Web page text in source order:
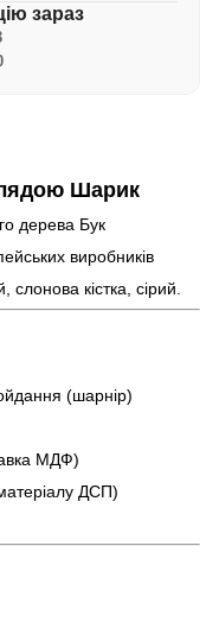
зараз
Шарик
дерева Бук
виробників
кістка, сірий.
(шарнір)
МДФ)
ДСП)